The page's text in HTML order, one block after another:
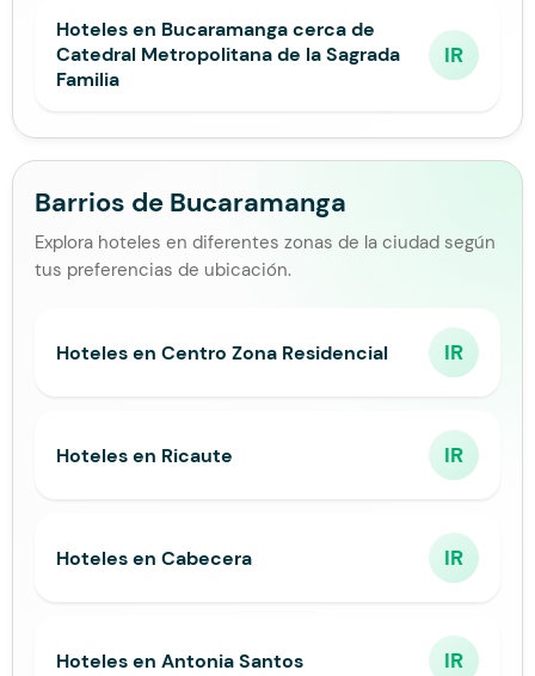
Hoteles en Bucaramanga cerca de
Catedral Metropolitana de la Sagrada
Familia
IR
Barrios de Bucaramanga
Explora hoteles en diferentes zonas de la ciudad según
tus preferencias de ubicación.
Hoteles en Centro Zona Residencial IR
Hoteles en Ricaute IR
Hoteles en Cabecera IR
Hoteles en Antonia Santos IR